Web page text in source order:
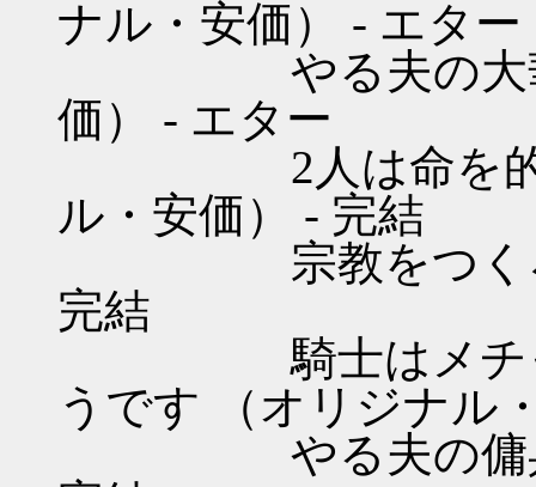
ナル・安価） - エター
やる夫の大華旅
価） - エター
2人は命を的に
ル・安価） - 完結
宗教をつくろう!
完結
騎士はメチャシ
うです （オリジナル
やる夫の傭兵道